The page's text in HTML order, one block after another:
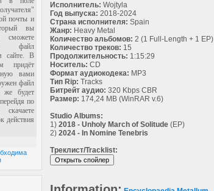
Исполнитель: Wojtyla
Год выпуска: 2018-2024
Страна исполнителя: Spain
Жанр: Heavy Metal
Количество альбомов: 2 (1 Full-Length + 1 EP)
Количество треков: 15
Продолжительность: 1:15:29
Носитель: CD
Формат аудиокодека: MP3
Тип Rip: Tracks
Битрейт аудио: 320 Kbps CBR
Размер: 174,24 MB (WinRAR v.6)
Studio Albums:
1) 2018 - Unholy March of Solitude (EP)
2) 2024 - In Nomine Tenebris
Треклист/Tracklist: